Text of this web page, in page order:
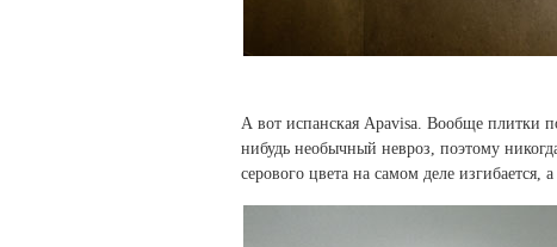
А вот испанская Apavisa. Вообще плитки
нибудь необычный невроз, поэтому
серового цвета на самом деле изгибается,